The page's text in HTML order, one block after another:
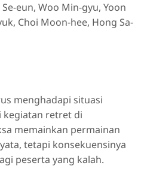
eun, Woo Min-gyu, Yoon
Choi Moon-hee, Hong Sa-
menghadapi situasi
kegiatan retret di
memainkan permainan
tetapi konsekuensinya
peserta yang kalah.